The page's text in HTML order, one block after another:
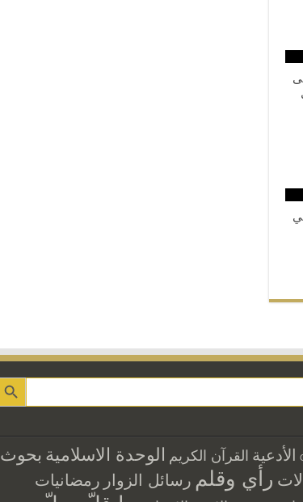
الأدعية القرآن الكريم الوحدة الاسلامية بحوث
رأي وقلم رسائل الزوار رمضانيات